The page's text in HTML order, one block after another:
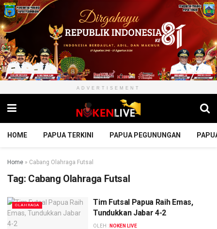
ADVERTISEMENT
HOME PAPUA TERKINI PAPUA PEGUNUNGAN
Home » Cabang Olahraga Futsal
Tag: Cabang Olahraga Futsal
OLAHRAGA
Tim Futsal Papua Raih Emas,
Tundukkan Jabar 4-2
OLEH : NOKEN LIVE